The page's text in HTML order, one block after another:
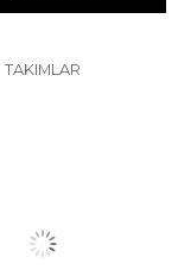
TAKIMLAR